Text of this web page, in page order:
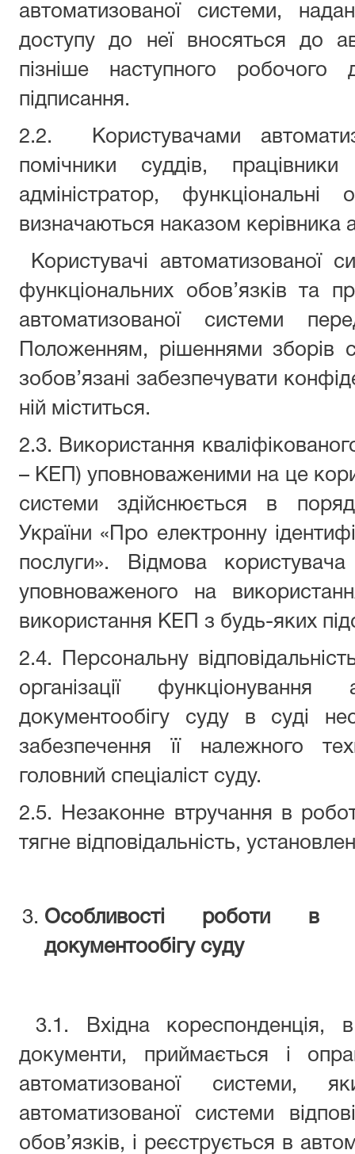
автоматизованої системи,
доступу до неї вносяться до
пізніше наступного
підписання.
2.2. Користувачами
помічники суддів,
адміністратор,
визначаються наказом керівника
Користувачі автоматизованої
функціональних обов’язків та
автоматизованої системи
Положенням, рішеннями зборів
зобов’язані забезпечувати
ній міститься.
2.3. Використання
– КЕП) уповноваженими на це
системи здійснюється в
України «Про електронну
послуги». Відмова
уповноваженого на
використання КЕП з будь-яких
2.4. Персональну
організації функціонування
документообігу суду в суді
забезпечення її належного
головний спеціаліст суду.
2.5. Незаконне втручання в
тягне відповідальність,
Особливості роботи в
документообігу суду
3.1. Вхідна кореспонденція,
документи, приймається і
автоматизованої системи,
автоматизованої системи
обов’язків, і реєструється в